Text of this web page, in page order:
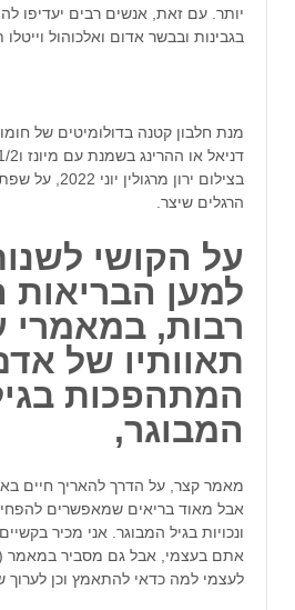
יותר. עם זאת, אנשים רבים יעדיפו
בגבינות ובבשר אדום ואלכוהול וייטלו
מנת חלבון קטנה בדולומיטים של
בצילום ירון
הרגלים שיצר.
על הקושי
למען
רבות, במאמרי
תאוותיו של
המתהפכות
המבוגר,
מאמר קצר, על הדרך להאריך חיים
אבל מאוד בריאים שמאפשרים
ונכויות בגיל המבוגר. אני מכיר
אתם בעצמי, אבל גם מסביר במאמר
לעצמי למה כדאי להתאמץ וכן לערוך